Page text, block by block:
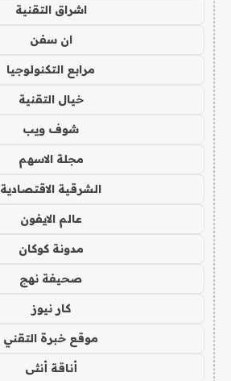
اشراق التقنية
ان سفن
مرابع التكنولوجيا
خيال التقنية
شوف ويب
مجلة الاسهم
الشرقية الاقتصادية
عالم الايفون
مدونة كوكان
صحيفة نهج
كار نيوز
موقع خبرة التقني
أناقة أنثى